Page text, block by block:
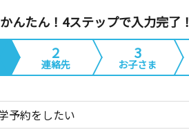
かんたん！4ステップで入力完了！
2
連絡先
3
お子さま
予約をしたい